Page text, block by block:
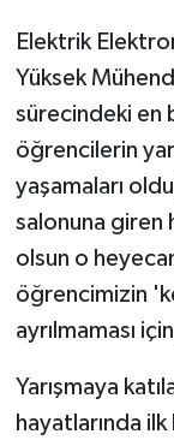
Elektrik
Yüksek
sürecindeki en
öğrencilerin
yaşamaları
salonuna giren
olsun o
öğrencimizin
ayrılmaması
Yarışmaya
hayatlarında